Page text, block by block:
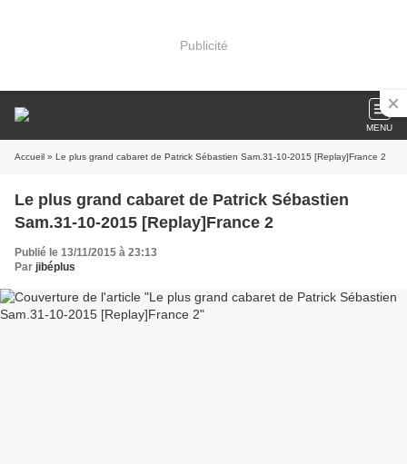
Publicité
MENU
Accueil » Le plus grand cabaret de Patrick Sébastien Sam.31-10-2015 [Replay]France 2
Le plus grand cabaret de Patrick Sébastien
Sam.31-10-2015 [Replay]France 2
Publié le 13/11/2015 à 23:13
Par jibéplus